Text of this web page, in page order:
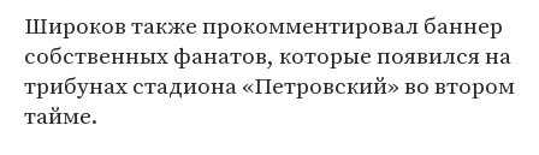
Широков также прокомментировал баннер
собственных фанатов, которые появился на
трибунах стадиона «Петровский» во втором
тайме.